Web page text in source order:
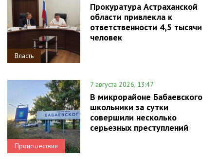
Власть
Прокуратура Астраханской
области привлекла к
ответственности 4,5 тысячи
человек
Происшествия
7 августа 2026, 13:47
В микрорайоне Бабаевского
школьники за сутки
совершили несколько
серьезных преступлений